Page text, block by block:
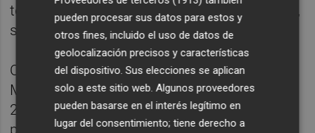
te llega el humo hasta las uñas". Este hábito,
según él, tenía un objetivo terapéutico.
Otro ejemplo notable es el de Jérémy
Mathieu, quien jugó en el Valencia entre
2009 y 2014. El francés se destacó no solo
por su rendimiento en el campo, sino
pueden procesar sus datos para estos y
otros fines, incluido el uso de datos de
geolocalización precisos y características
del dispositivo. Sus elecciones se aplican
solo a este sitio web. Algunos proveedores
pueden basarse en el interés legítimo en
lugar del consentimiento; tiene derecho a